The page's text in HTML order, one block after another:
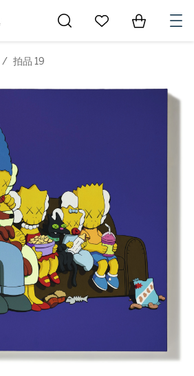
Go to My Favorites
Items in
/ 拍品 19